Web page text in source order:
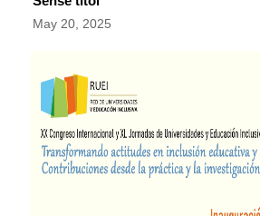
May 20, 2025